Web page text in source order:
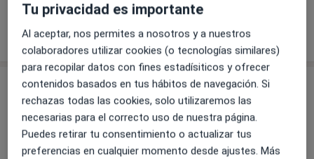
Mostrar más detalles
sobre la experiencia
Servicios y precios
Visita Dermatología
Detalles
Tu privacidad es importante
Al aceptar, nos permites a nosotros y a nuestros
colaboradores utilizar cookies (o tecnologías similares)
para recopilar datos con fines estadísiticos y ofrecer
contenidos basados en tus hábitos de navegación. Si
rechazas todas las cookies, solo utilizaremos las
necesarias para el correcto uso de nuestra página.
Puedes retirar tu consentimiento o actualizar tus
preferencias en cualquier momento desde ajustes. Más